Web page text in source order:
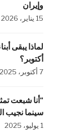
وإيران
15 يناير، 2026
لماذا يبقى
أكتوبر؟
7 أكتوبر، 2025
“أنا شبعت
سينما نجيب
1 يوليو، 2025